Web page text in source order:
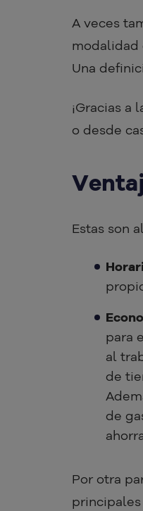
A veces
modalidad
Una
¡Gracias a
o desde
Estas son
para
al
de
de
Por otra
principales